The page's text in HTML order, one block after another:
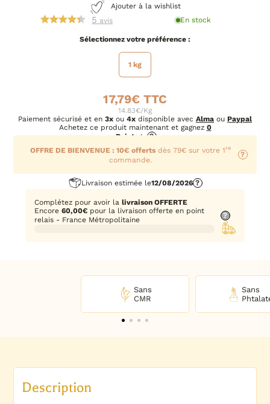
Ajouter à la wishlist
5 avis En stock
préférence
1 kg
17,79€
14.83€/Kg
Paiement sécurisé et en 3x ou 4x disponible avec Alma ou Paypal
Achetez ce produit maintenant et gagnez 0
Points! ?
Livraison estimée le12/08/2026 ?
Complétez pour avoir lalivraison OFFERTE
Encore60,00€ pour la livraison offerte en point
relais - France Métropolitaine
?
OFFRE DE BIENVENUE : 10€ offertsdès 79€ sur votre 1 re
commande.
?
Sans
CMR
Sans
Description